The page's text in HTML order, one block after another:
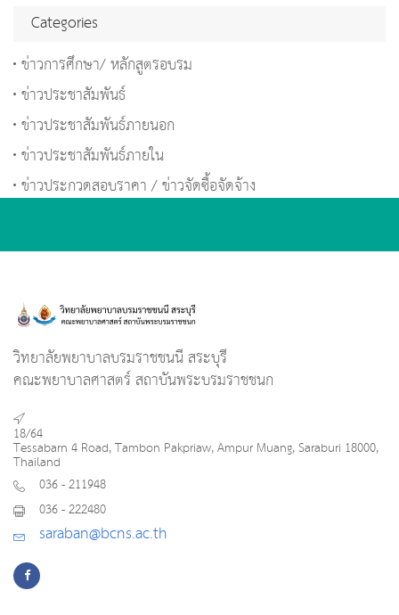
Categories
ข่าวการศึกษา/ หลักสูตรอบรม
ข่าวประชาสัมพันธ์
ข่าวประชาสัมพันธ์ภายนอก
ข่าวประชาสัมพันธ์ภายใน
ข่าวประกวดสอบราคา / ข่าวจัดซื้อจัดจ้าง
วิทยาลัยพยาบาลบรมราชชนนี สระบุรี
คณะพยาบาลศาสตร์ สถาบันพระบรมราชชนก
18/64
Tessabarn 4 Road, Tambon Pakpriaw, Ampur Muang, Saraburi 18000,
Thailand
036 - 211948
036 - 222480
saraban@bcns.ac.th